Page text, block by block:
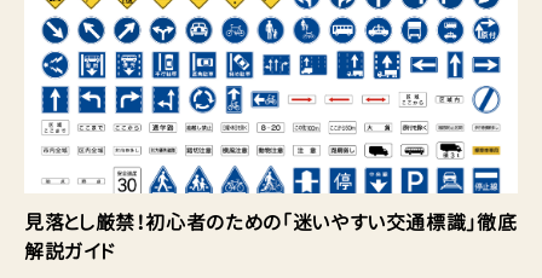
見落とし厳禁！初心者のための「迷いやすい交通標識」徹底
解説ガイド